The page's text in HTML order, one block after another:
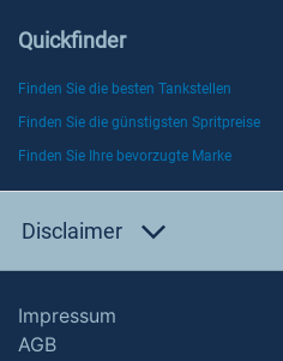
Quickfinder
Finden Sie die besten Tankstellen
Finden Sie die günstigsten Spritpreise
Finden Sie Ihre bevorzugte Marke
Disclaimer
Impressum
AGB